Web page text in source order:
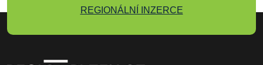
REGIONÁLNÍ INZERCE